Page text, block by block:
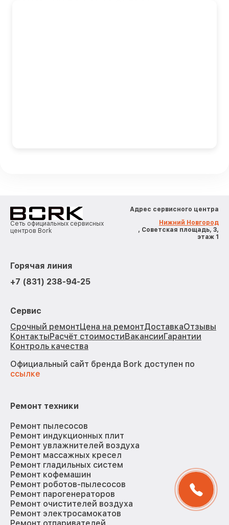
Сеть официальных сервисных
центров Bork
Адрес сервисного центра
Нижний Новгород
, Советская площадь, 3,
этаж 1
Горячая линия
+7 (831) 238-94-25
Сервис
Срочный ремонтЦена на ремонтДоставкаОтзывы
КонтактыРасчёт стоимостиВакансииГарантии
Контроль качества
Официальный сайт бренда Bork доступен по
ссылке
Ремонт техники
Ремонт пылесосов
Ремонт индукционных плит
Ремонт увлажнителей воздуха
Ремонт массажных кресел
Ремонт гладильных систем
Ремонт кофемашин
Ремонт роботов-пылесосов
Ремонт парогенераторов
Ремонт очистителей воздуха
Ремонт электросамокатов